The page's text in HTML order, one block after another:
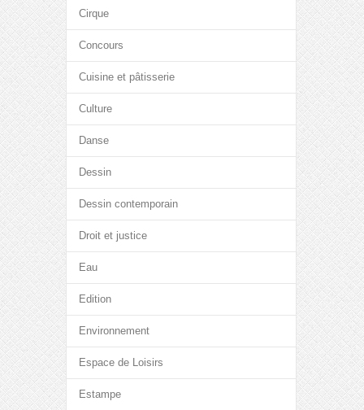
Cirque
Concours
Cuisine et pâtisserie
Culture
Danse
Dessin
Dessin contemporain
Droit et justice
Eau
Edition
Environnement
Espace de Loisirs
Estampe